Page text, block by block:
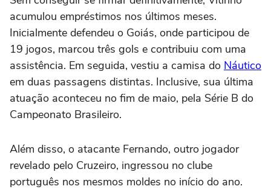
acumulou empréstimos nos últimos meses.
Inicialmente defendeu o Goiás, onde participou de
19 jogos, marcou três gols e contribuiu com uma
assistência. Em seguida, vestiu a camisa do Náutico
em duas passagens distintas. Inclusive, sua última
atuação aconteceu no fim de maio, pela Série B do
Campeonato Brasileiro.
Além disso, o atacante Fernando, outro jogador
revelado pelo Cruzeiro, ingressou no clube
português nos mesmos moldes no início do ano.